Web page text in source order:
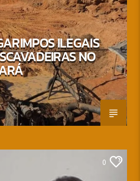
ILEGAIS
NO
0